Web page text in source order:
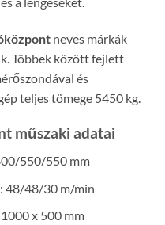
neves márkák
Többek között fejlett
és
teljes tömege 5450 kg.
műszaki adatai
550/550 mm
48/48/30 m/min
x 500 mm